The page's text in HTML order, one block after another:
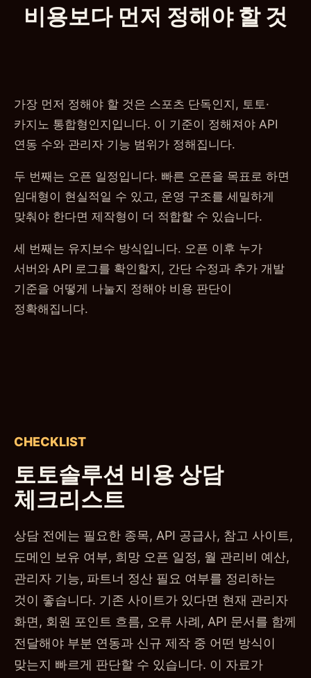
비용보다 먼저 정해야 할 것
가장 먼저 정해야 할 것은 스포츠 단독인지, 토토·
카지노 통합형인지입니다. 이 기준이 정해져야 API
연동 수와 관리자 기능 범위가 정해집니다.
두 번째는 오픈 일정입니다. 빠른 오픈을 목표로 하면
임대형이 현실적일 수 있고, 운영 구조를 세밀하게
맞춰야 한다면 제작형이 더 적합할 수 있습니다.
세 번째는 유지보수 방식입니다. 오픈 이후 누가
서버와 API 로그를 확인할지, 간단 수정과 추가 개발
기준을 어떻게 나눌지 정해야 비용 판단이
정확해집니다.
CHECKLIST
토토솔루션 비용 상담
체크리스트
상담 전에는 필요한 종목, API 공급사, 참고 사이트,
도메인 보유 여부, 희망 오픈 일정, 월 관리비 예산,
관리자 기능, 파트너 정산 필요 여부를 정리하는
것이 좋습니다. 기존 사이트가 있다면 현재 관리자
화면, 회원 포인트 흐름, 오류 사례, API 문서를 함께
전달해야 부분 연동과 신규 제작 중 어떤 방식이
맞는지 빠르게 판단할 수 있습니다. 이 자료가